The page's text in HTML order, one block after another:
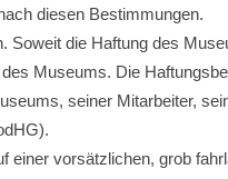
diesen Bestimmungen.
die Haftung des
Museums. Die
seiner Mitarbeiter,
vorsätzlichen, grob